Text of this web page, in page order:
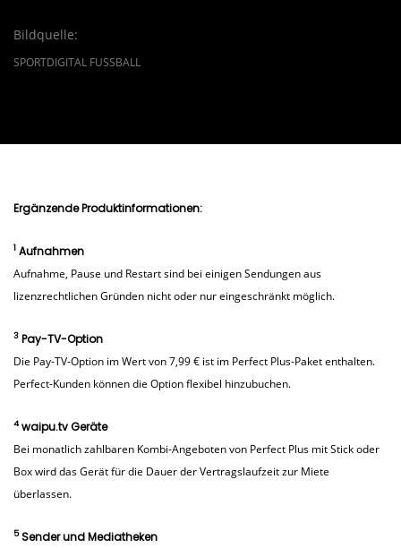
Bildquelle:
SPORTDIGITAL FUSSBALL
Ergänzende Produktinformationen:
1 Aufnahmen
Aufnahme, Pause und Restart sind bei einigen Sendungen aus
lizenzrechtlichen Gründen nicht oder nur eingeschränkt möglich.
3 Pay-TV-Option
Die Pay-TV-Option im Wert von 7,99 € ist im Perfect Plus-Paket enthalten.
Perfect-Kunden können die Option flexibel hinzubuchen.
4waipu.tv Geräte
Bei monatlich zahlbaren Kombi-Angeboten von Perfect Plus mit Stick oder
Box wird das Gerät für die Dauer der Vertragslaufzeit zur Miete
überlassen.
5Sender und Mediatheken